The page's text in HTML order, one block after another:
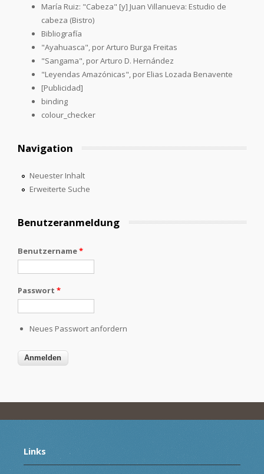
María Ruiz: "Cabeza" [y] Juan Villanueva: Estudio de
cabeza (Bistro)
Bibliografía
"Ayahuasca", por Arturo Burga Freitas
"Sangama", por Arturo D. Hernández
"Leyendas Amazónicas", por Elias Lozada Benavente
[Publicidad]
binding
colour_checker
Navigation
Neuester Inhalt
Erweiterte Suche
Benutzeranmeldung
Benutzername*
Passwort *
Neues Passwort anfordern
Links